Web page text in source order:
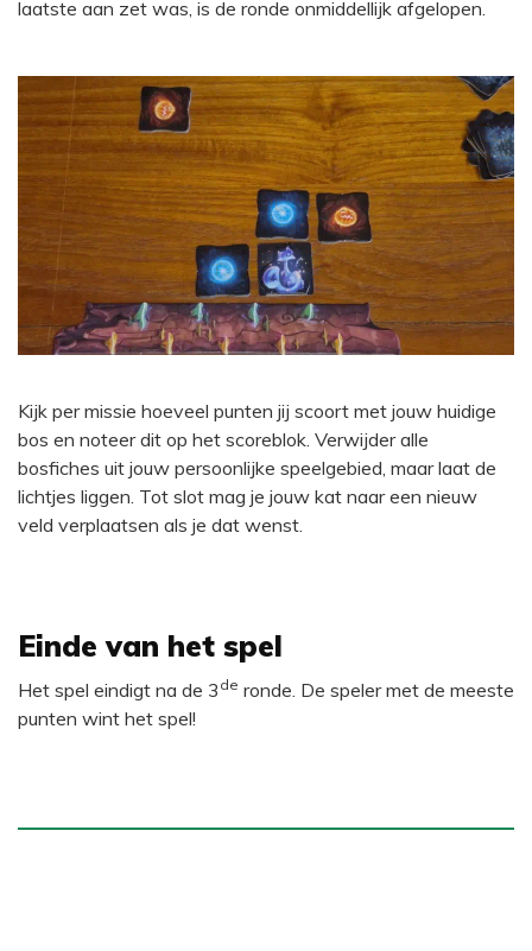
laatste aan zet was, is de ronde onmiddellijk afgelopen.
Kijk per missie hoeveel punten jij scoort met jouw huidige
bos en noteer dit op het scoreblok. Verwijder alle
bosfiches uit jouw persoonlijke speelgebied, maar laat de
lichtjes liggen. Tot slot mag je jouw kat naar een nieuw
veld verplaatsen als je dat wenst.
Einde van het spel
Het spel eindigt na de 3 de ronde. De speler met de meeste
punten wint het spel!